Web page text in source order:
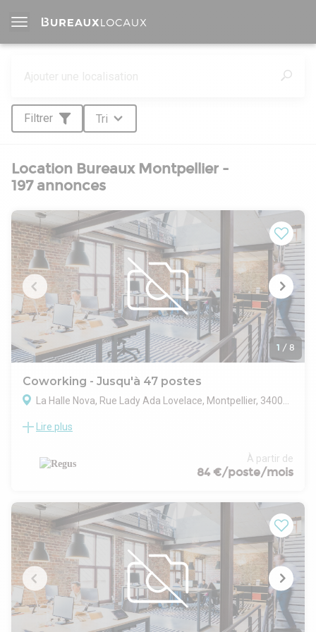
Filtrer Tri
Location Bureaux Montpellier -
197 annonces
1 / 8
Coworking - Jusqu'à 47 postes
La Halle Nova, Rue Lady Ada Lovelace, Montpellier, 34000 Montpellier
Bien immobilier situé à Montpellier, au sein de l’ensemble La
l’environnement urbain et économique montpelliérain. Les
caractéristiques techniques, les services proposés et les
Halle Nova :
• Dream Office : Profitez des avantages d’un bureau privé
avec des espaces de travail personnalisables pour toutes les
équipes, des contrats flexibles qui s’adaptent à votre activité
et un accès 24h/24 et 7j/7 pour travailler à votre rythme.
• Join the Club : Accédez à des milliers d’espaces de
coworking à travers le monde et évoluez dans des
environnements créatifs au sein d’une communauté
professionnelle dynamique composée de personnes
Lire plus
À partir de
84 €/poste/mois